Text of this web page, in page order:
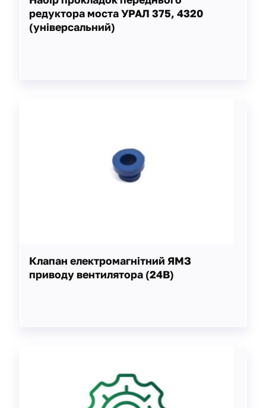
редуктора моста УРАЛ 375, 4320
(універсальний)
Клапан електромагнітний ЯМЗ
приводу вентилятора (24В)